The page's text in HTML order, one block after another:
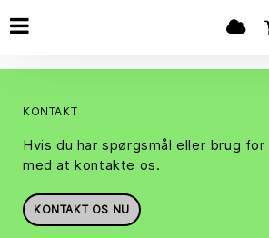
KONTAKT
Hvis du har spørgsmål eller brug
med at kontakte os.
KONTAKT OS NU